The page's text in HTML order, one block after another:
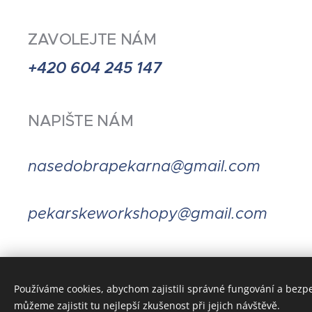
ZAVOLEJTE NÁM
+420 604 245 147
NAPIŠTE NÁM
nasedobrapekarna@gmail.com
pekarskeworkshopy@gmail.com
Používáme cookies, abychom zajistili správné fungování a
můžeme zajistit tu nejlepší zkušenost při jejich návštěvě.